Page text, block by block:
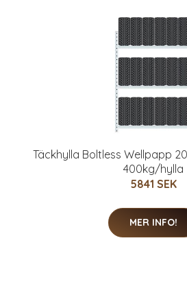
Täckhylla Boltless Wellpapp
400kg/hylla
5841 SEK
MER INFO!